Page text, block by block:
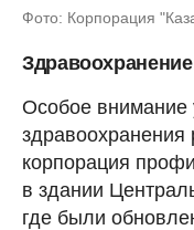
Фото: Корпорация
Здравоохранение
Особое внимание
здравоохранения
корпорация
в здании
где были